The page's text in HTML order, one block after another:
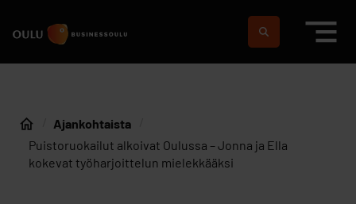
Etusivulle
Suomeksi
In english
Etusivu
Ajankohtaista
Puistoruokailut alkoivat Oulussa – Jonna ja Ella
kokevat työharjoittelun mielekkääksi